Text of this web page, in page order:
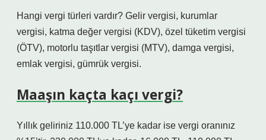
Hangi vergi türleri vardır? Gelir vergisi, kurumlar
vergisi, katma değer vergisi (KDV), özel tüketim vergisi
(ÖTV), motorlu taşıtlar vergisi (MTV), damga vergisi,
emlak vergisi, gümrük vergisi.
Maaşın kaçta kaçı vergi?
Yıllık geliriniz 110.000 TL’ye kadar ise vergi oranınız